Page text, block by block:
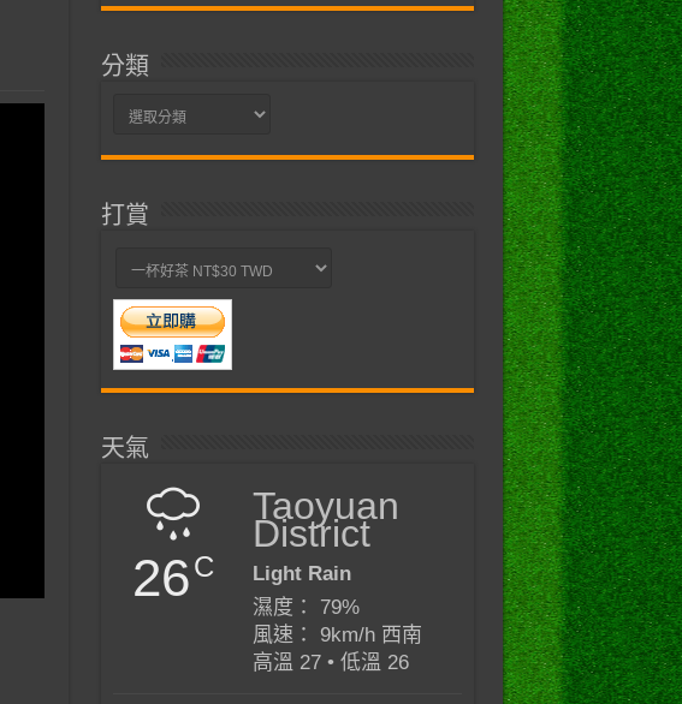
分類
分
打賞
天氣
26C
Taoyuan
District
Light Rain
濕度： 79%
風速： 9km/h 西南
高溫 27 • 低溫 26